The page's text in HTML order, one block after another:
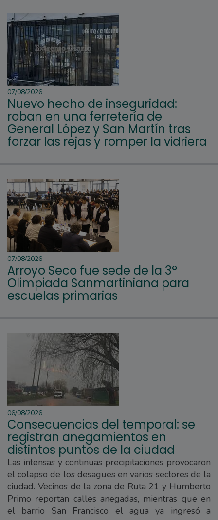
07/08/2026
Nuevo hecho de inseguridad:
roban en una ferretería de
General López y San Martín tras
forzar las rejas y romper la vidriera
07/08/2026
Arroyo Seco fue sede de la 3°
Olimpiada Sanmartiniana para
escuelas primarias
06/08/2026
Consecuencias del temporal: se
registran anegamientos en
distintos puntos de la ciudad
Las intensas y continuas precipitaciones provocaron
el colapso de los desagües en varios sectores de la
ciudad. Vecinos de la zona de Ruta 21 y Humberto
Primo reportan calles anegadas, mientras que en
el barrio San Francisco el agua ya ingresó a